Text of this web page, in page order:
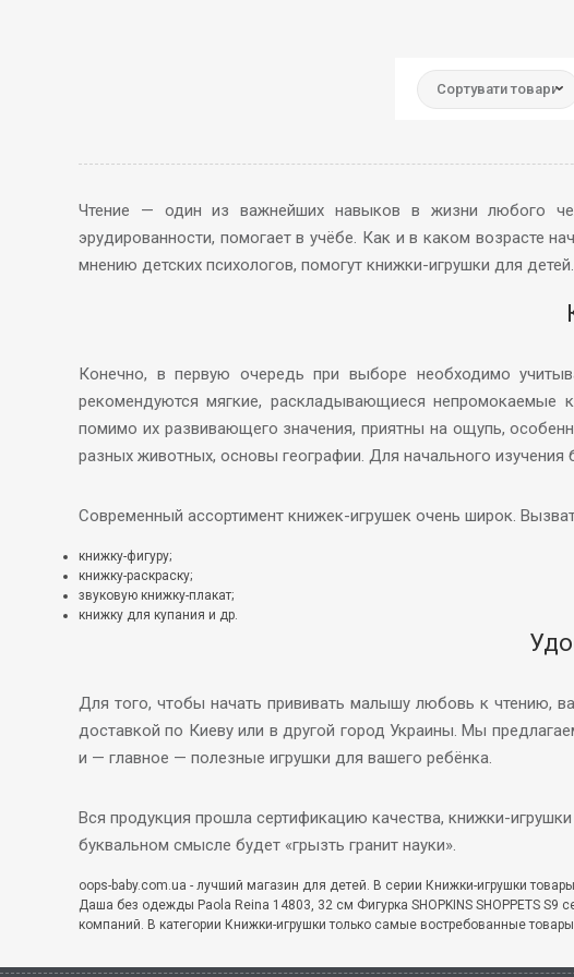
Сортувати товари:
Чтение — один из важнейших навыков в жизни любого
эрудированности, помогает в учёбе. Как и в каком возрасте
мнению детских психологов, помогут книжки-игрушки для детей.
Конечно, в первую очередь при выборе необходимо
рекомендуются мягкие, раскладывающиеся
помимо их развивающего значения, приятны на ощупь,
разных животных, основы географии. Для начального
Современный ассортимент книжек-игрушек очень широк.
книжку-фигуру;
книжку-раскраску;
звуковую книжку-плакат;
книжку для купания и др.
Для того, чтобы начать прививать малышу любовь к чтению,
доставкой по Киеву или в другой город Украины. Мы
и — главное — полезные игрушки для вашего ребёнка.
Вся продукция прошла сертификацию качества, книжки-
буквальном смысле будет «грызть гранит науки».
oops-baby.com.ua - лучший магазин для детей. В серии Книжки-игрушки
Даша без одежды Paola Reina 14803, 32 см Фигурка SHOPKINS SHOPPETS
компаний. В категории Книжки-игрушки только самые востребованные